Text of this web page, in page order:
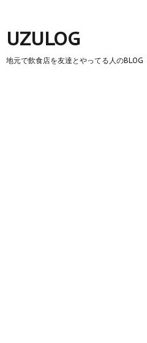
UZULOG
地元で飲食店を友達とやってる人のBLOG